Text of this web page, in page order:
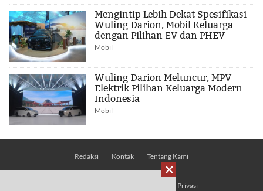
Mengintip Lebih Dekat Spesifikasi
Wuling Darion, Mobil Keluarga
dengan Pilihan EV dan PHEV
Mobil
Wuling Darion Meluncur, MPV
Elektrik Pilihan Keluarga Modern
Indonesia
Mobil
Redaksi Kontak Tentang Kami
Kebijakan Privasi
